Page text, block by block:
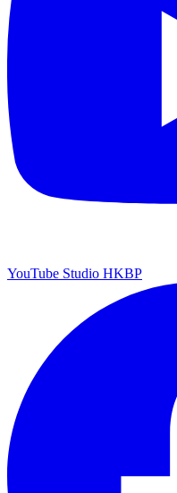
YouTube Studio HKBP